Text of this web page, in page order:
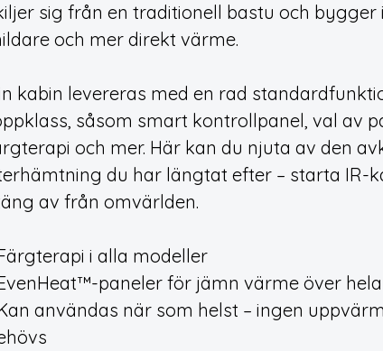
sig från en traditionell bastu och bygger
och mer direkt värme.
kabin levereras med en rad
såsom smart kontrollpanel, val av
och mer. Här kan du njuta av den
du har längtat efter – starta IR-
av från omvärlden.
i alla modeller
paneler för jämn värme över
användas när som helst – ingen